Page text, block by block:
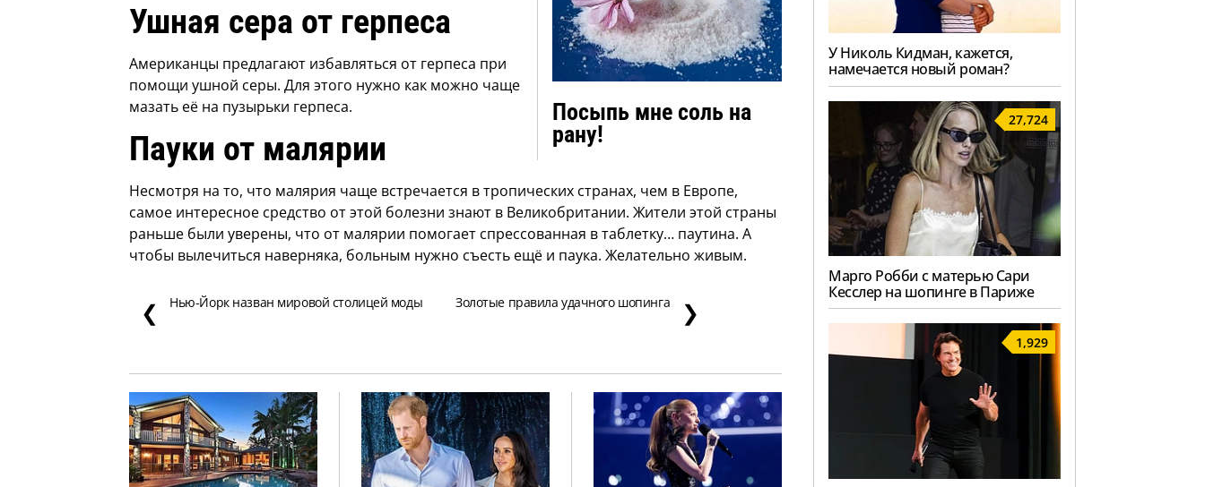
Посыпь мне соль на
рану!
Ушная сера от герпеса
Американцы предлагают избавляться от герпеса при
помощи ушной серы. Для этого нужно как можно чаще
мазать её на пузырьки герпеса.
Пауки от малярии
Несмотря на то, что малярия чаще встречается в тропических странах, чем в Европе,
самое интересное средство от этой болезни знают в Великобритании. Жители этой страны
раньше были уверены, что от малярии помогает спрессованная в таблетку… паутина. А
чтобы вылечиться наверняка, больным нужно съесть ещё и паука. Желательно живым.
❮ Нью-Йорк назван мировой столицей моды Золотые правила удачного шопинга ❯
У Николь Кидман, кажется,
намечается новый роман?
27,724
Марго Робби с матерью Сари
Кесслер на шопинге в Париже
1,929